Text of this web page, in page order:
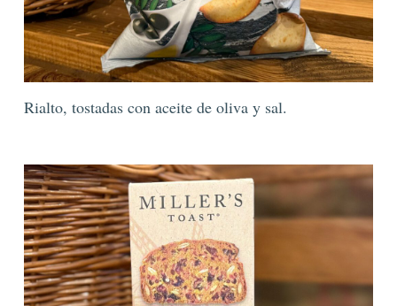
Rialto, tostadas con aceite de oliva y sal.